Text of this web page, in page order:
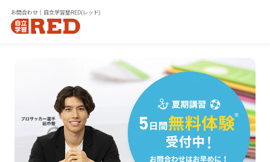
お問合わせ｜自立学習塾RED(レッド)